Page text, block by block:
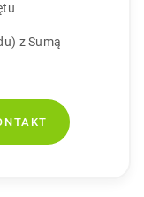
z Sumą